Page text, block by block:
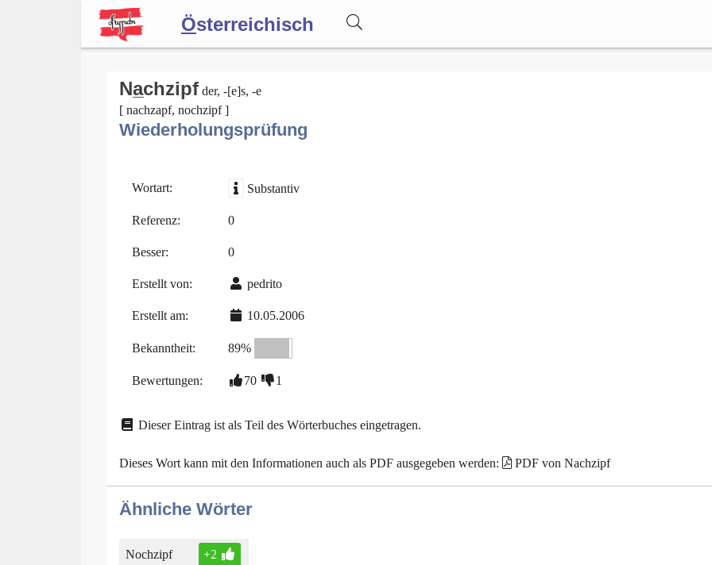
Österreichisch
Forum
Blog
Na̲chzipf der, -[e]s, -e
[ nachzapf, nochzipf ]
Wiederholungsprüfung
Wortart: Substantiv
Referenz: 0
Besser: 0
Erstellt von: pedrito
Erstellt am: 10.05.2006
Bekanntheit: 89%
Bewertungen: 70 1
Dieser Eintrag ist als Teil des Wörterbuches eingetragen.
Dieses Wort kann mit den Informationen auch als PDF ausgegeben werden: PDF von Nachzipf
Ähnliche Wörter
Nochzipf +2